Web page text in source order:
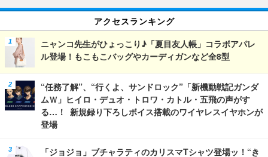
アクセスランキング
ニャンコ先生がひょっこり♪「夏目友人帳」コラボアパレ
ル登場！もこもこバッグやカーディガンなど全8型
“任務了解”、“行くよ、サンドロック”「新機動戦記ガンダ
ムＷ」ヒイロ・デュオ・トロワ・カトル・五飛の声がす
る…！ 新規録り下ろしボイス搭載のワイヤレスイヤホンが
登場
「ジョジョ」ブチャラティのカリスマTシャツ登場ッ！“き